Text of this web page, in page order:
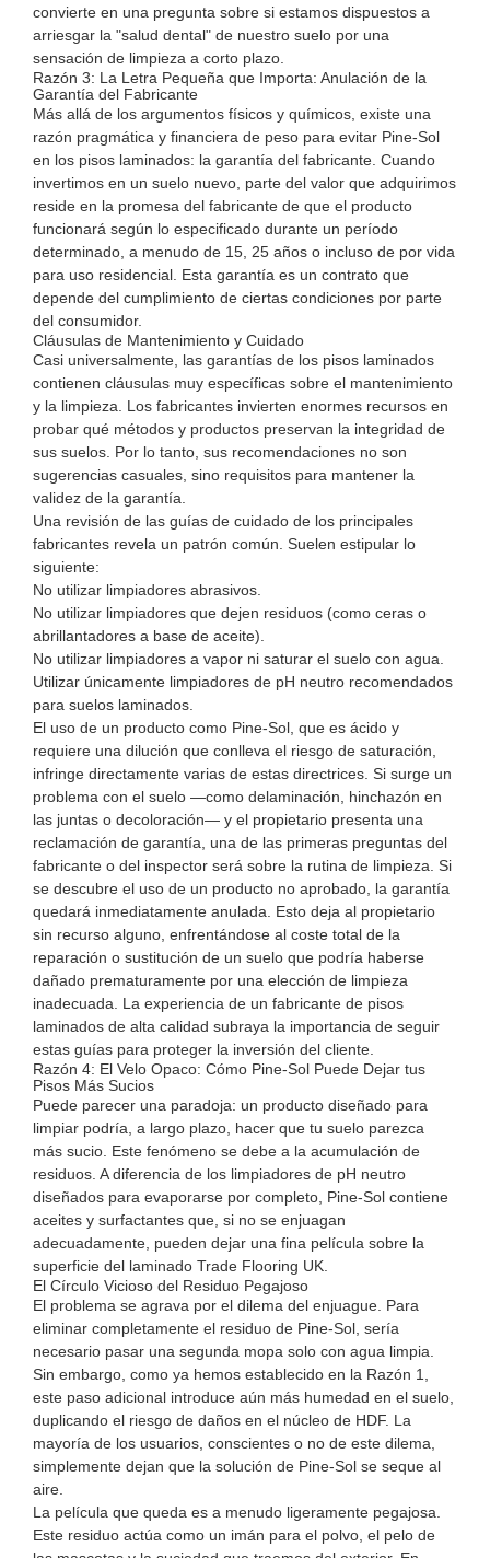
convierte en una pregunta sobre si estamos dispuestos a
arriesgar la "salud dental" de nuestro suelo por una
sensación de limpieza a corto plazo.
Razón 3: La Letra Pequeña que Importa: Anulación de la
Garantía del Fabricante
Más allá de los argumentos físicos y químicos, existe una
razón pragmática y financiera de peso para evitar Pine-Sol
en los pisos laminados: la garantía del fabricante. Cuando
invertimos en un suelo nuevo, parte del valor que adquirimos
reside en la promesa del fabricante de que el producto
funcionará según lo especificado durante un período
determinado, a menudo de 15, 25 años o incluso de por vida
para uso residencial. Esta garantía es un contrato que
depende del cumplimiento de ciertas condiciones por parte
del consumidor.
Cláusulas de Mantenimiento y Cuidado
Casi universalmente, las garantías de los pisos laminados
contienen cláusulas muy específicas sobre el mantenimiento
y la limpieza. Los fabricantes invierten enormes recursos en
probar qué métodos y productos preservan la integridad de
sus suelos. Por lo tanto, sus recomendaciones no son
sugerencias casuales, sino requisitos para mantener la
validez de la garantía.
Una revisión de las guías de cuidado de los principales
fabricantes revela un patrón común. Suelen estipular lo
siguiente:
No utilizar limpiadores abrasivos.
No utilizar limpiadores que dejen residuos (como ceras o
abrillantadores a base de aceite).
No utilizar limpiadores a vapor ni saturar el suelo con agua.
Utilizar únicamente limpiadores de pH neutro recomendados
para suelos laminados.
El uso de un producto como Pine-Sol, que es ácido y
requiere una dilución que conlleva el riesgo de saturación,
infringe directamente varias de estas directrices. Si surge un
problema con el suelo —como delaminación, hinchazón en
las juntas o decoloración— y el propietario presenta una
reclamación de garantía, una de las primeras preguntas del
fabricante o del inspector será sobre la rutina de limpieza. Si
se descubre el uso de un producto no aprobado, la garantía
quedará inmediatamente anulada. Esto deja al propietario
sin recurso alguno, enfrentándose al coste total de la
reparación o sustitución de un suelo que podría haberse
dañado prematuramente por una elección de limpieza
inadecuada. La experiencia de unfabricante de pisos
laminados de alta calidad subraya la importancia de seguir
estas guías para proteger la inversión del cliente.
Razón 4: El Velo Opaco: Cómo Pine-Sol Puede Dejar tus
Pisos Más Sucios
Puede parecer una paradoja: un producto diseñado para
limpiar podría, a largo plazo, hacer que tu suelo parezca
más sucio. Este fenómeno se debe a la acumulación de
residuos. A diferencia de los limpiadores de pH neutro
diseñados para evaporarse por completo, Pine-Sol contiene
aceites y surfactantes que, si no se enjuagan
adecuadamente, pueden dejar una fina película sobre la
superficie del laminadoTrade Flooring UK
El Círculo Vicioso del Residuo Pegajoso
El problema se agrava por el dilema del enjuague. Para
eliminar completamente el residuo de Pine-Sol, sería
necesario pasar una segunda mopa solo con agua limpia.
Sin embargo, como ya hemos establecido en la Razón 1,
este paso adicional introduce aún más humedad en el suelo,
duplicando el riesgo de daños en el núcleo de HDF. La
mayoría de los usuarios, conscientes o no de este dilema,
simplemente dejan que la solución de Pine-Sol se seque al
aire.
La película que queda es a menudo ligeramente pegajosa.
Este residuo actúa como un imán para el polvo, el pelo de